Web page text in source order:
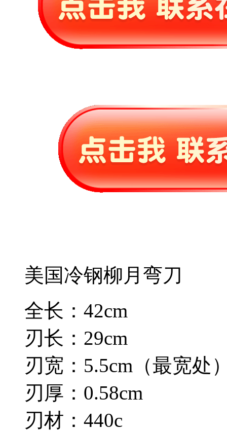
美国冷钢柳月弯刀
全长：42cm
刃长：29cm
刃宽：5.5cm（最宽处
刃厚：0.58cm
刃材：440c